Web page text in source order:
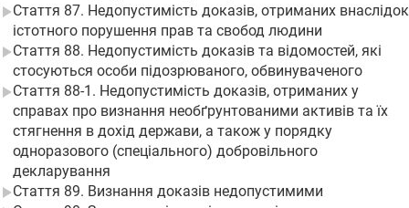
Стаття 87. Недопустимість доказів, отриманих внаслідок
істотного порушення прав та свобод людини
Стаття 88. Недопустимість доказів та відомостей, які
стосуються особи підозрюваного, обвинуваченого
Стаття 88-1. Недопустимість доказів, отриманих у
справах про визнання необґрунтованими активів та їх
стягнення в дохід держави, а також у порядку
одноразового (спеціального) добровільного
декларування
Стаття 89. Визнання доказів недопустимими